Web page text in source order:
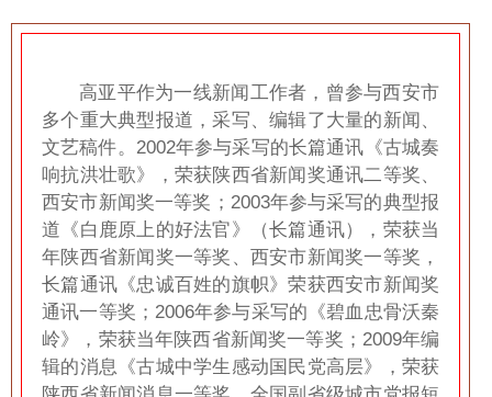
高亚平作为一线新闻工作者，曾参与西安市
多个重大典型报道，采写、编辑了大量的新闻、
文艺稿件。2002年参与采写的长篇通讯《古城奏
响抗洪壮歌》，荣获陕西省新闻奖通讯二等奖、
西安市新闻奖一等奖；2003年参与采写的典型报
道《白鹿原上的好法官》（长篇通讯），荣获当
年陕西省新闻奖一等奖、西安市新闻奖一等奖，
长篇通讯《忠诚百姓的旗帜》荣获西安市新闻奖
通讯一等奖；2006年参与采写的《碧血忠骨沃秦
岭》，荣获当年陕西省新闻奖一等奖；2009年编
辑的消息《古城中学生感动国民党高层》，荣获